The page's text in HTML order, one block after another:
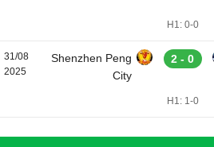
H1: 0-0
31/08
2025
Shenzhen Peng
City
2 - 0
H1: 1-0